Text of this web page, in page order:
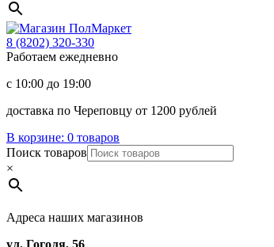
Магазин
8 (8202) 320-330
Работаем ежедневно
с 10:00 до 19:00
доставка по Череповцу от 1200 рублей
В корзине: 0 товаров
Поиск товаров
×
Адреса наших магазинов
ул. Гоголя, 56